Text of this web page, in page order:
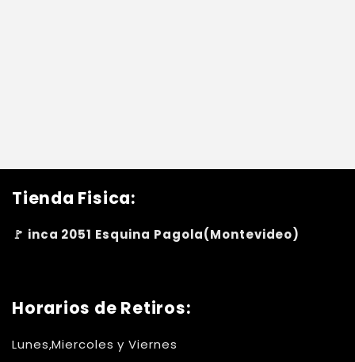
Tienda Fisica:
🚩 inca 2051 Esquina Pagola(Montevideo)
Horarios de Retiros:
Lunes,Miercoles y Viernes